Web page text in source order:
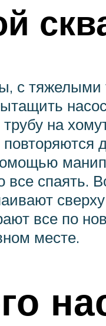
с
на
спаять.
все по
месте.